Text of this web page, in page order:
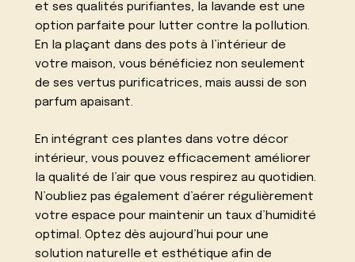
et ses qualités purifiantes, la lavande est une
option parfaite pour lutter contre la pollution.
En la plaçant dans des pots à l’intérieur de
votre maison, vous bénéficiez non seulement
de ses vertus purificatrices, mais aussi de son
parfum apaisant.
En intégrant ces plantes dans votre décor
intérieur, vous pouvez efficacement améliorer
la qualité de l’air que vous respirez au quotidien.
N’oubliez pas également d’aérer régulièrement
votre espace pour maintenir un taux d’humidité
optimal. Optez dès aujourd’hui pour une
solution naturelle et esthétique afin de